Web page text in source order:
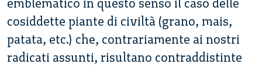
emblematico in questo senso il caso delle
cosiddette piante di civiltà (grano, mais,
patata, etc.) che, contrariamente ai nostri
radicati assunti, risultano contraddistinte